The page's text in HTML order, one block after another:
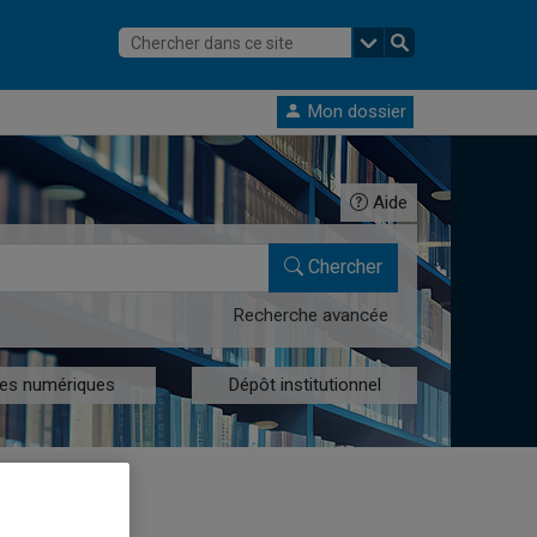
Mon dossier
Aide
Chercher
Recherche avancée
numériques Dépôt institutionnel